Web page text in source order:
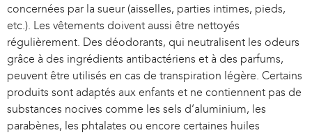
concernées par la sueur (aisselles, parties intimes, pieds,
etc.). Les vêtements doivent aussi être nettoyés
régulièrement. Des déodorants, qui neutralisent les odeurs
grâce à des ingrédients antibactériens et à des parfums,
peuvent être utilisés en cas de transpiration légère. Certains
produits sont adaptés aux enfants et ne contiennent pas de
substances nocives comme les sels d’aluminium, les
parabènes, les phtalates ou encore certaines huiles